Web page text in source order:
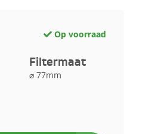
Op voorraad
Filtermaat
⌀ 77mm